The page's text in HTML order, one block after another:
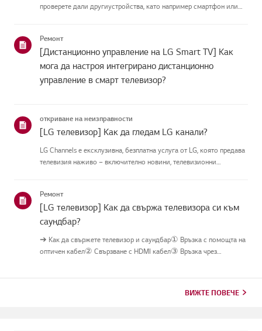
проверете дали другиустройства, като например смартфон или
вашия рутерил...
Ремонт
[Дистанционно управление на LG Smart TV] Как
мога да настроя интегрирано дистанционно
управление в смарт телевизор?
откриване на неизправности
[LG телевизор] Как да гледам LG канали?
LG Channels е ексклузивна, безплатна услуга от LG, която предава
телевизия наживо – включително новини, телевизионни
натисн...
Ремонт
[LG телевизор] Как да свържа телевизора си към
саундбар?
➔ Как да свържете телевизор и саундбар① Връзка с помощта на
оптичен кабел② Свързване с HDMI кабел③ Връзка чрез
ВИЖТЕ ПОВЕЧЕ